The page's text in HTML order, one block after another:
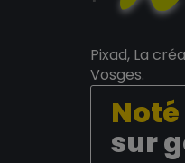
Pixad, La
Vosges.
sur